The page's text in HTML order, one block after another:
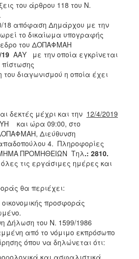
του άρθρου 118 του Ν.
απόφαση Δημάρχου με την
το δικαίωμα υπογραφής
του ΔΟΠΑΦΜΑΗ
ΑΑΥ με την οποία εγκρίνεται
διαγωνισμού η οποία έχει
δεκτές μέχρι και την 12/4/2019
και ώρα 09:00, στο
Διεύθυνση
4. Πληροφορίες
ΠΡΟΜΗΘΕΙΩΝ Τηλ.: 2810.
τις εργάσιμες ημέρες και
θα περιέχει:
προσφοράς
Δήλωση του Ν. 1599/1986
από το νόμιμο εκπρόσωπο
όπου να δηλώνεται ότι:
και ασφαλιστικά.